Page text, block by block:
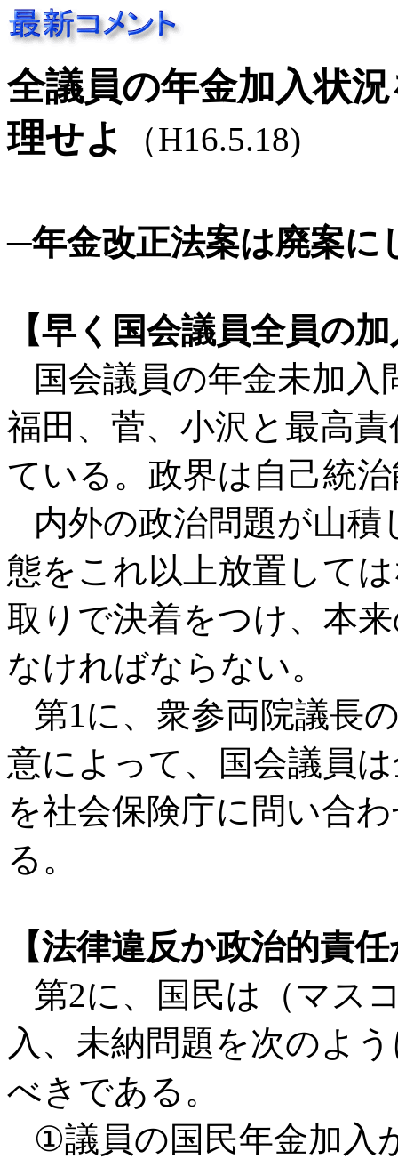
全議員の年金加入状
理せよ
（H16.5.18)
─年金改正法案は廃案に
【早く国会議員全員の
国会議員の年金未加入
福田、菅、小沢と最高
ている。政界は自己統
内外の政治問題が山積
態をこれ以上放置して
取りで決着をつけ、本
なければならない。
第1に、衆参両院議長
意によって、国会議員
を社会保険庁に問い合
る。
【法律違反か政治的責
第2に、国民は（マス
入、未納問題を次のよ
べきである。
①議員の国民年金加入